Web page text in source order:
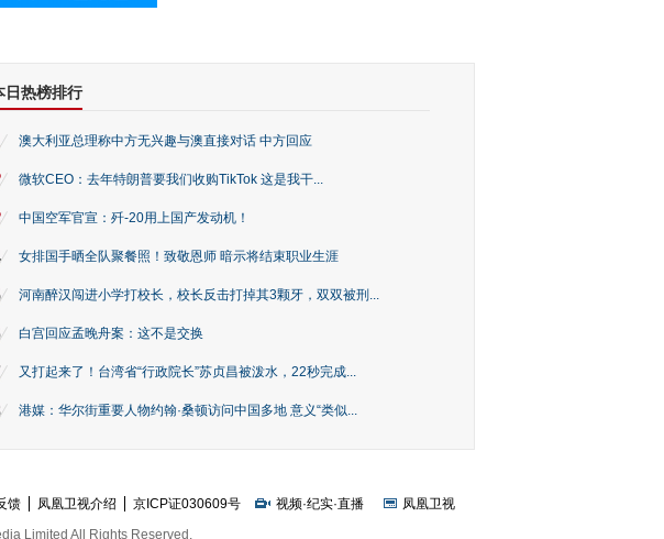
日热榜排行
澳大利亚总理称中方无兴趣与澳直接对话 中方回应
微软CEO：去年特朗普要我们收购TikTok 这是我干...
中国空军官宣：歼-20用上国产发动机！
女排国手晒全队聚餐照！致敬恩师 暗示将结束职业生涯
河南醉汉闯进小学打校长，校长反击打掉其3颗牙，双双被刑...
白宫回应孟晚舟案：这不是交换
又打起来了！台湾省“行政院长”苏贞昌被泼水，22秒完成...
港媒：华尔街重要人物约翰·桑顿访问中国多地 意义“类似...
馈 凤凰卫视介绍 京ICP证030609号 视频·纪实·直播
凤凰卫视
Limited All Rights Reserved.